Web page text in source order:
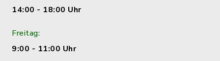
14:00 - 18:00 Uhr
Freitag:
9:00 - 11:00 Uhr